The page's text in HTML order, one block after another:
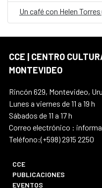
Un café con Helen Torres
CCE | CENTRO
MONTEVIDEO
Rincón 629, Montevideo,
Lunes a viernes de 11 a 19 h
Sábados de 11 a 17 h
Correo electrónico :
Teléfono:(+598) 2915 2250
CCE
PUBLICACIONES
EVENTOS